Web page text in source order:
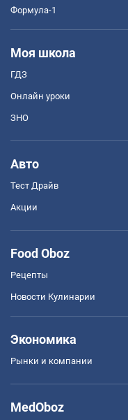
Формула-1
Моя школа
ГДЗ
Онлайн уроки
ЗНО
Авто
Тест Драйв
Акции
Food Oboz
Рецепты
Новости Кулинарии
Экономика
Рынки и компании
MedOboz